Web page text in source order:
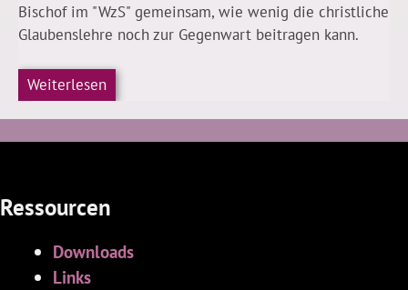
Bischof im "WzS" gemeinsam, wie wenig die christliche
Glaubenslehre noch zur Gegenwart beitragen kann.
Weiterlesen
Ressourcen
Downloads
Links